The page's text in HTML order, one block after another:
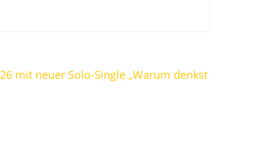
mit neuer Solo-Single „Warum denkst